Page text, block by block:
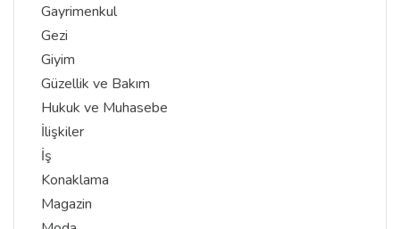
Gayrimenkul
Gezi
Giyim
Güzellik ve Bakım
Hukuk ve Muhasebe
İlişkiler
İş
Konaklama
Magazin